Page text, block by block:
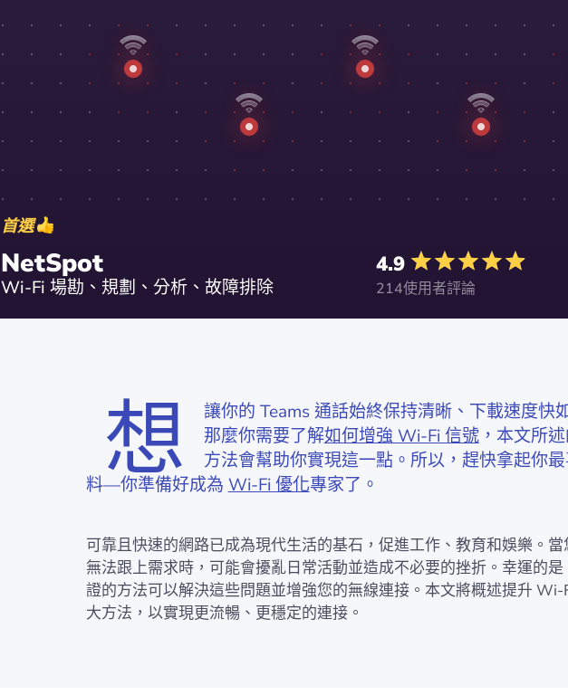
首選
NetSpot
Wi-Fi 場勘、規劃、分析、故障排除
4.9
214使用者評論
想
讓你的 Teams 通話始終保持清晰、下載速度快
那麼你需要了解如何增強 Wi-Fi 信號，本文所
方法會幫助你實現這一點。所以，趕快拿起你
料—你準備好成為 Wi-Fi 優化專家了。
可靠且快速的網路已成為現代生活的基石，促進工作、教育和娛樂。
無法跟上需求時，可能會擾亂日常活動並造成不必要的挫折。幸運的
證的方法可以解決這些問題並增強您的無線連接。本文將概述提升 Wi-
大方法，以實現更流暢、更穩定的連接。